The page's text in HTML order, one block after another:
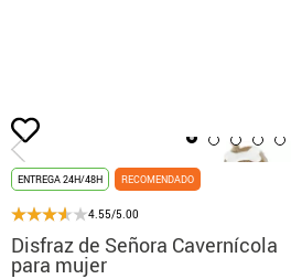
Inicio
ENTREGA 24H/48H RECOMENDADO
4.55/5.00
Disfraz de Señora Cavernícola
para mujer